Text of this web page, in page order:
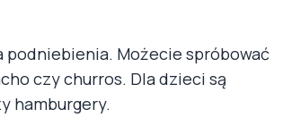
podniebienia. Możecie spróbować
czy churros. Dla dzieci są
hamburgery.